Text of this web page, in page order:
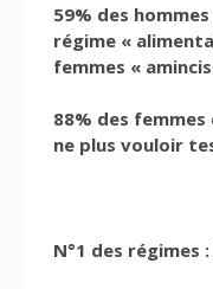
59% des
régime «
femmes «
88% des
ne plus vouloir
N°1 des régimes